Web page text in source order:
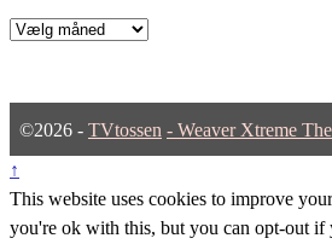
Arkiver
©2026 - TVtossen - Weaver Xtreme
↑
This website uses cookies to improve
you're ok with this, but you can opt-out if